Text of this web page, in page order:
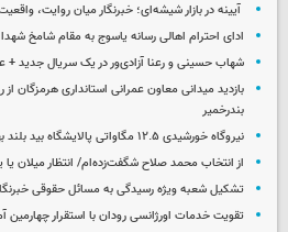
آیینه در بازار شیشه‌ای؛ خبرنگار میان روایت،
ادای احترام اهالی رسانه یاسوج به مقام شامخ شهدا
شهاب حسینی و رعنا آزادی‌ور در یک سریال جدید
بازدید میدانی معاون عمرانی استانداری هرمزگان
بندرخمیر
نیروگاه خورشیدی ۱۲.۵ مگاواتی پالایشگاه بید بلند بهبهان وارد مدار تولید شد
از انتخاب محمد صلاح شگفت‌زده‌ام/ انتظار میلان یا
تشکیل شعبه ویژه رسیدگی به مسائل حقوقی
تقویت خدمات اورژانسی رودان با استقرار چهارمین